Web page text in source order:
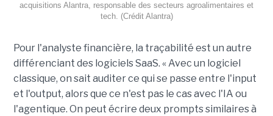
acquisitions Alantra, responsable des secteurs agroalimentaires et
tech. (Crédit Alantra)
Pour l'analyste financière, la traçabilité est un autre
différenciant des logiciels SaaS. « Avec un logiciel
classique, on sait auditer ce qui se passe entre l'input
et l'output, alors que ce n'est pas le cas avec l'IA ou
l'agentique. On peut écrire deux prompts similaires à